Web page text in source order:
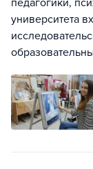
педагогики,
университета